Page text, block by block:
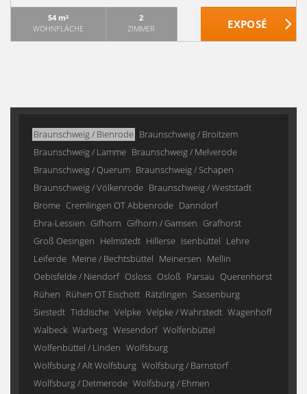
54 m²
WOHNFLÄCHE
2
ZIMMER
Braunschweig / Bienrode Braunschweig / Broitzem
Braunschweig / Lamme Braunschweig / Melverode
Braunschweig / Querum Braunschweig / Schapen
Braunschweig / Völkenrode Braunschweig / Weststadt
Brome Cremlingen OT Abbenrode Danndorf
Ehra-Lessien Gifhorn Gifhorn / Gamsen Grafhorst
Groß Oesingen Helmstedt Hillerse Isenbüttel Lehre
Leiferde Meine / Bechtsbüttel Meinersen Mellin
Oebisfelde / Niendorf Osloss Osloß Parsau Querenhorst
Rühen Rühen OT Eischott Rätzlingen Sassenburg
Siestedt Tiddische Velpke Velpke / Wahrstedt Wagenhoff
Walbeck Warberg Wesendorf Wolfenbüttel
Wolfenbüttel / Linden Wolfsburg
Wolfsburg / Alt Wolfsburg Wolfsburg / Barnstorf
Wolfsburg / Detmerode Wolfsburg / Ehmen